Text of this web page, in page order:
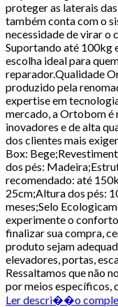
proteger as laterais
também conta com o
necessidade de virar o
Suportando até 100kg
escolha ideal para
reparador.Qualidade
produzido pela
expertise em
mercado, a Ortobom
inovadores e de alta
dos clientes mais
Box:
dos pés:
recomendado: até
25cm;Altura dos pés:
meses;Selo
experimente o
finalizar sua compra,
produto sejam
elevadores, portas,
Ressaltamos que não
por meios específicos,
Ler descri��o